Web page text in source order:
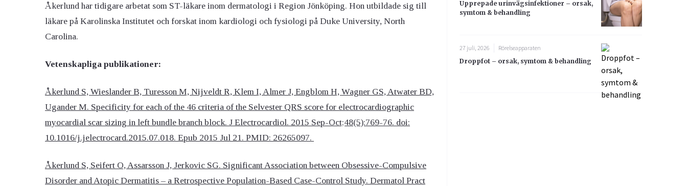
Åkerlund har tidigare arbetat som ST-läkare inom dermatologi i Region Jönköping. Hon utbildade sig till
läkare på Karolinska Institutet och forskat inom kardiologi och fysiologi på Duke University, North
Carolina.
Vetenskapliga publikationer:
Åkerlund S, Wieslander B, Turesson M, Nijveldt R, Klem I, Almer J, Engblom H, Wagner GS, Atwater BD,
Ugander M. Specificity for each of the 46 criteria of the Selvester QRS score for electrocardiographic
myocardial scar sizing in left bundle branch block. J Electrocardiol. 2015 Sep-Oct;48(5):769-76. doi:
10.1016/j.jelectrocard.2015.07.018. Epub 2015 Jul 21. PMID: 26265097.
Åkerlund S, Seifert O, Assarsson J, Jerkovic SG. Significant Association between Obsessive-Compulsive
Disorder and Atopic Dermatitis – a Retrospective Population-Based Case-Control Study. Dermatol Pract
Upprepade urinvägsinfektioner – orsak,
symtom & behandling
27 juli, 2026
Rörelseapparaten
Droppfot – orsak, symtom & behandling